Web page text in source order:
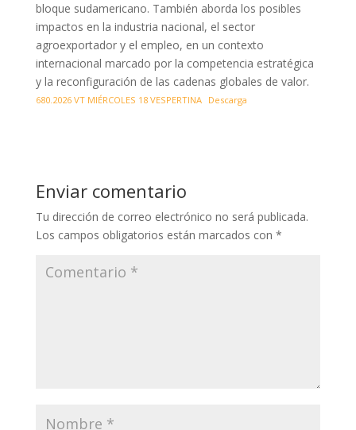
bloque sudamericano. También aborda los posibles
impactos en la industria nacional, el sector
agroexportador y el empleo, en un contexto
internacional marcado por la competencia estratégica
y la reconfiguración de las cadenas globales de valor.
680.2026 VT MIÉRCOLES 18 VESPERTINA Descarga
Enviar comentario
Tu dirección de correo electrónico no será publicada.
Los campos obligatorios están marcados con *